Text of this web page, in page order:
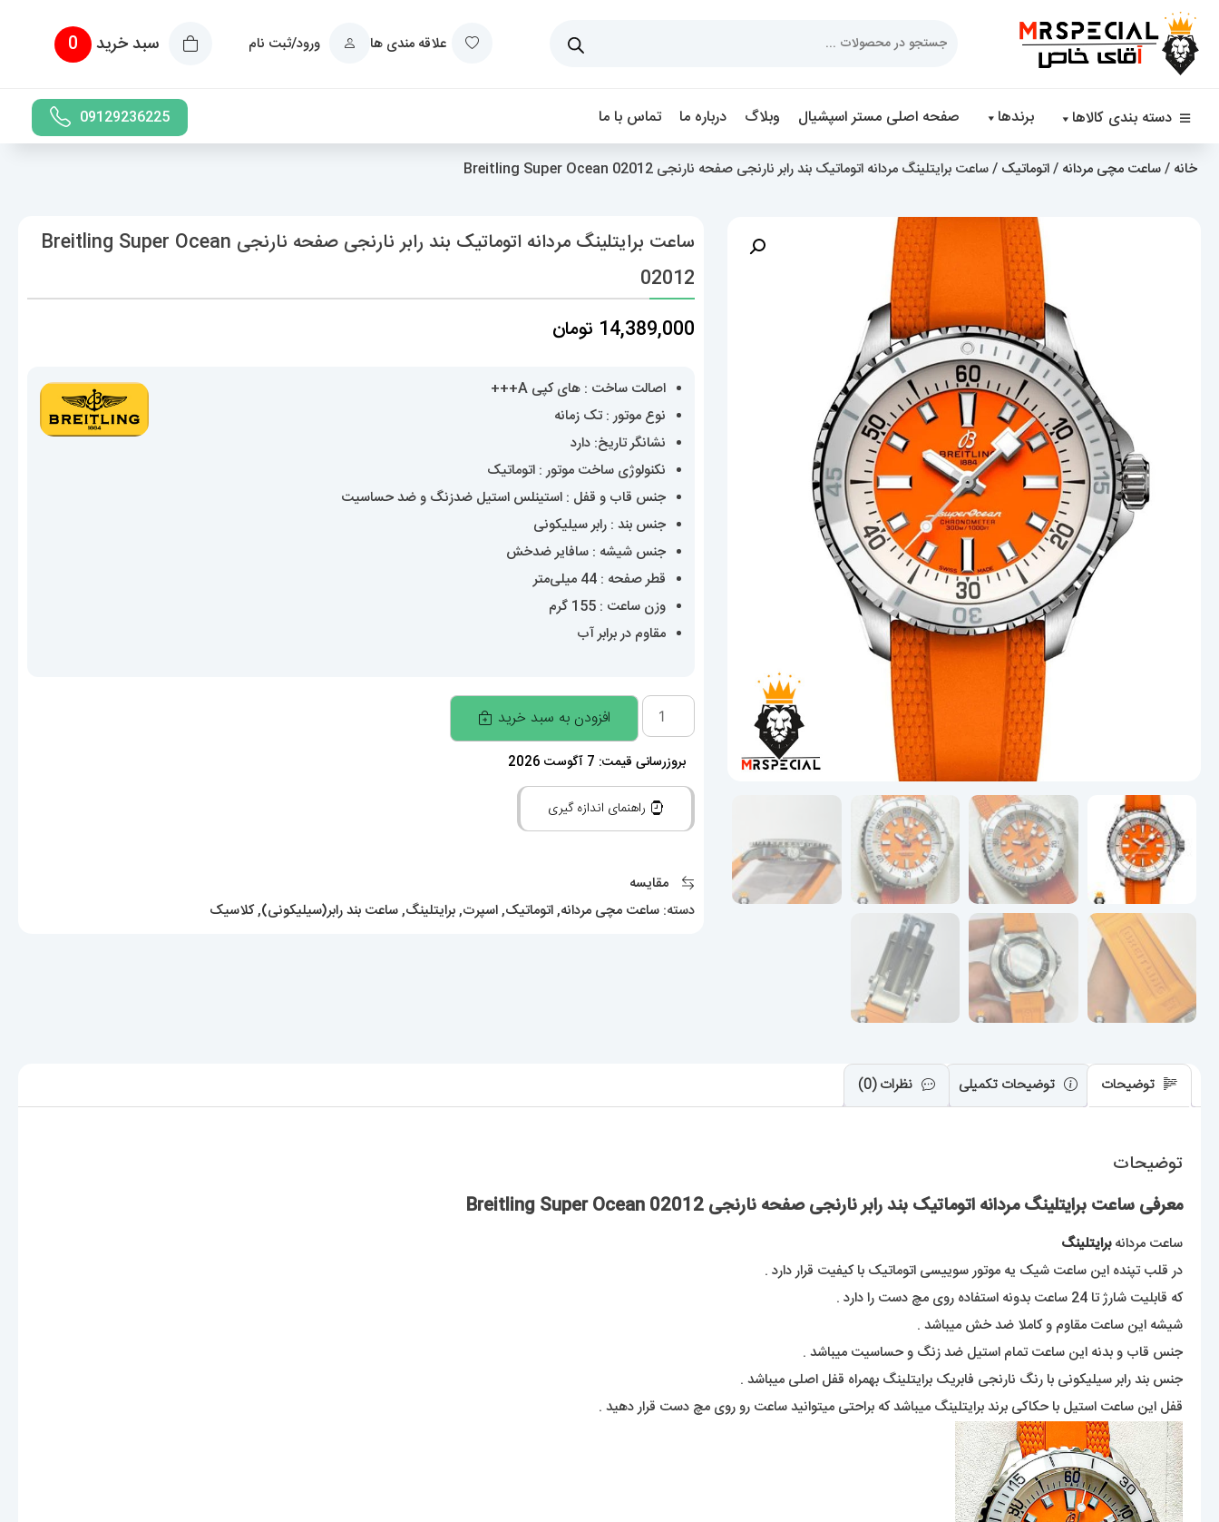
علاقه مندی ها ورود/ثبت نام سبد خرید 0
دسته بندی کالاها برندها صفحه اصلی مستر اسپشیال وبلاگ درباره ما تماس با ما 09129236225
خانه /ساعت مچی مردانه /اتوماتیک / ساعت برایتلینگ مردانه اتوماتیک بند رابر نارنجی صفحه نارنجی Breitling Super Ocean 02012
ساعت برایتلینگ مردانه اتوماتیک بند رابر نارنجی صفحه نارنجی Breitling Super Ocean
02012
14,389,000 تومان
اصالت ساخت : های کپی A+++
نوع موتور : تک زمانه
نشانگر تاریخ: دارد
نکنولوژی ساخت موتور : اتوماتیک
جنس قاب و قفل : استینلس استیل ضدزنگ و ضد حساسیت
جنس بند : رابر سیلیکونی
جنس شیشه : سافایر ضدخش
قطر صفحه : 44 میلی‌متر
وزن ساعت : 155 گرم
مقاوم در برابر آب
ساعت
برایتلینگ
مردانه
اتوماتیک
نارنجی
افزودن به سبد خرید
بروزرسانی قیمت: 7 آگوست 2026
راهنمای اندازه گیری
مقایسه
دسته: ساعت مچی مردانه,اتوماتیک,اسپرت,برایتلینگ,ساعت بند رابر(سیلیکونی),کلاسیک
توضیحات توضیحات تکمیلی نظرات (0)
توضیحات
معرفی ساعت برایتلینگ مردانه اتوماتیک بند رابر نارنجی صفحه نارنجی Breitling Super Ocean 02012
ساعت مردانهبرایتلینگ
در قلب تپنده این ساعت شیک یه موتور سوییسی اتوماتیک با کیفیت قرار دارد .
که قابلیت شارژ تا 24 ساعت بدونه استفاده روی مچ دست را دارد .
شیشه این ساعت مقاوم و کاملا ضد خش میباشد .
جنس قاب و بدنه این ساعت تمام استیل ضد زنگ و حساسیت میباشد .
جنس بند رابر سیلیکونی با رنگ نارنجی فابریک برایتلینگ بهمراه قفل اصلی میباشد .
قفل این ساعت استیل با حکاکی برند برایتلینگ میباشد که براحتی میتوانید ساعت رو روی مچ دست قرار دهید .